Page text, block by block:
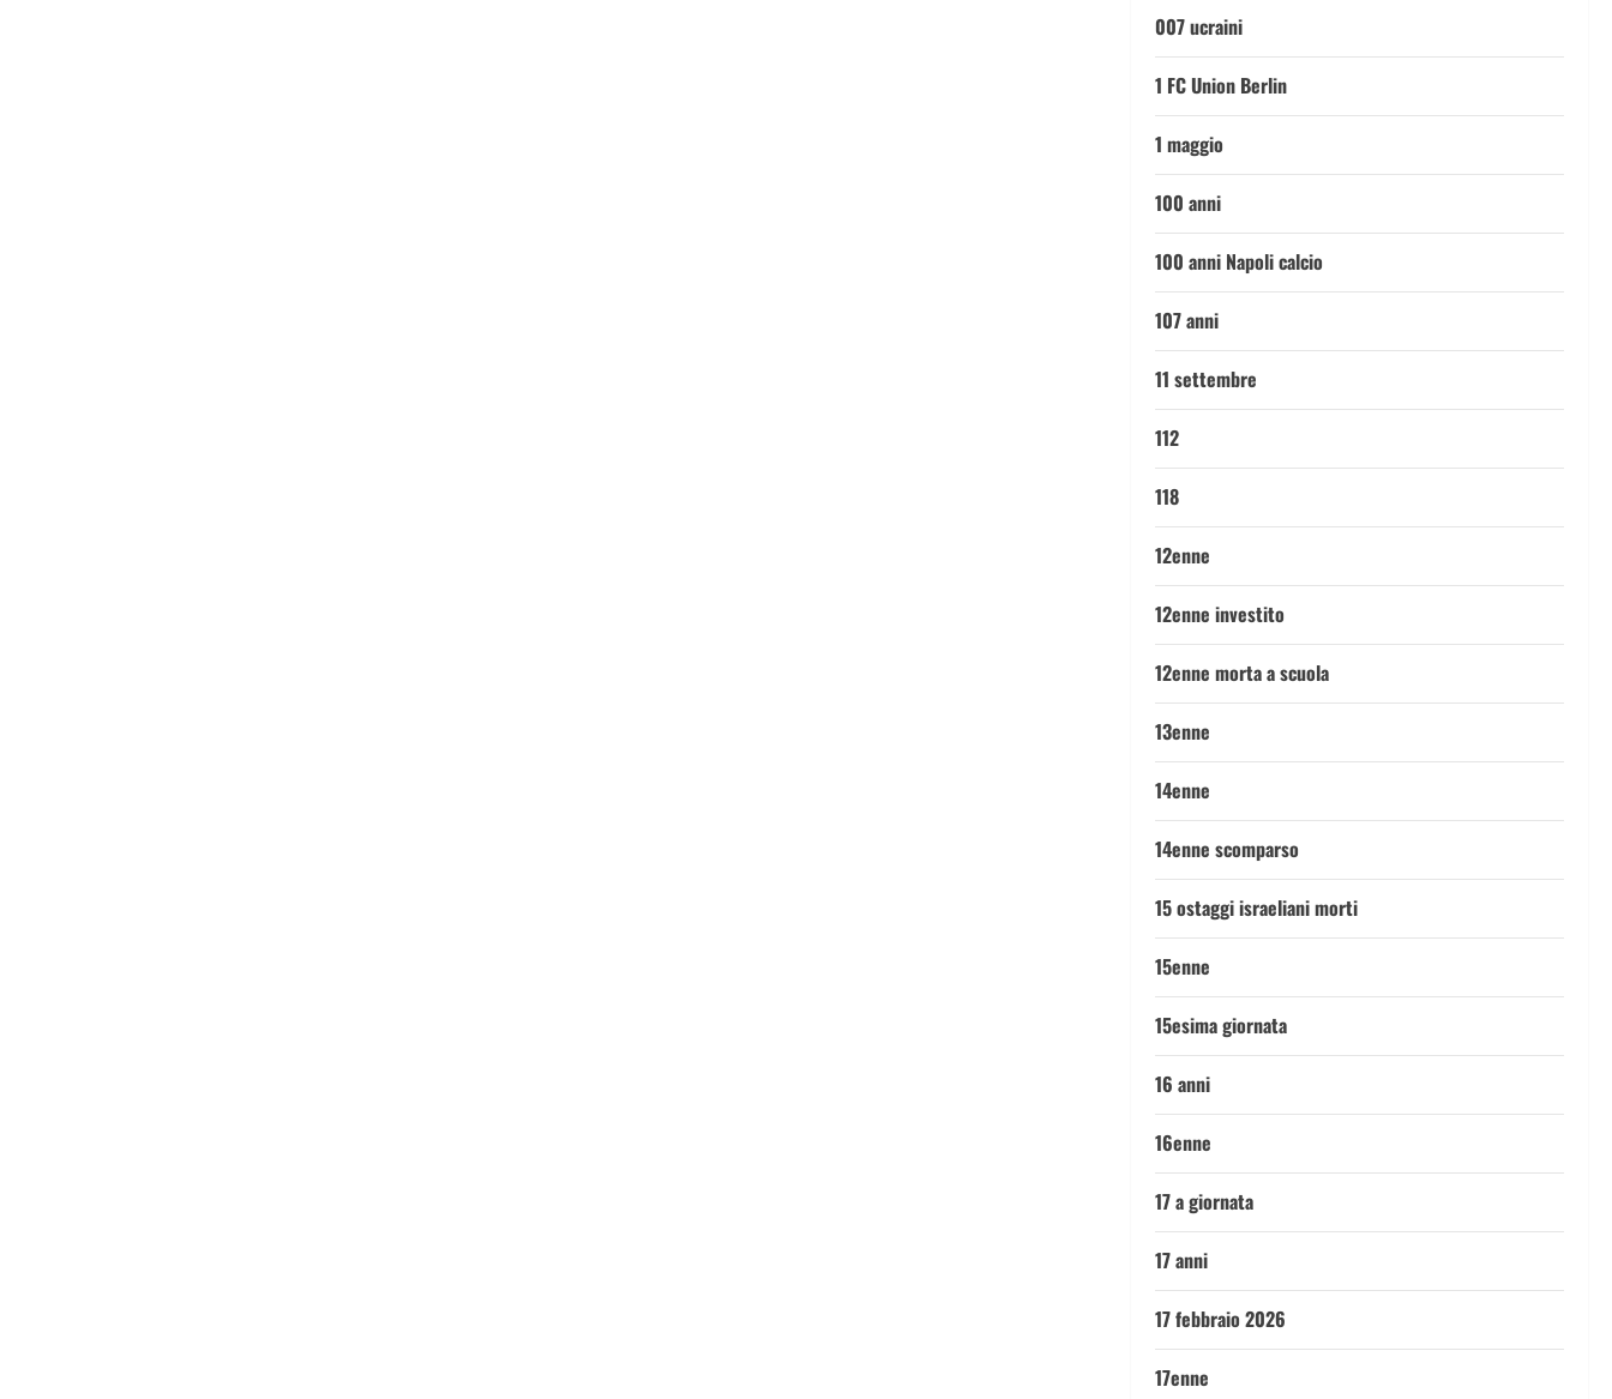
007 ucraini
1 FC Union Berlin
1 maggio
100 anni
100 anni Napoli calcio
107 anni
11 settembre
112
118
12enne
12enne investito
12enne morta a scuola
13enne
14enne
14enne scomparso
15 ostaggi israeliani morti
15enne
15esima giornata
16 anni
16enne
17 a giornata
17 anni
17 febbraio 2026
17enne